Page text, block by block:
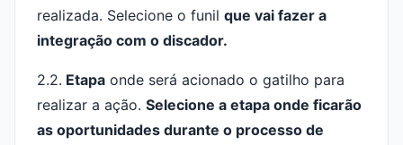
realizada. Selecione o funil que vai fazer a
integração com o discador.
2.2. Etapa onde será acionado o gatilho para
realizar a ação. Selecione a etapa onde ficarão
as oportunidades durante o processo de